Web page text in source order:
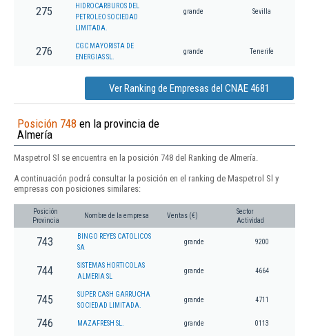
275
HIDROCARBUROS DEL
PETROLEO SOCIEDAD
LIMITADA.
grande Sevilla
276
CGC MAYORISTA DE
ENERGIAS SL.
grande Tenerife
Ver Ranking de Empresas del CNAE 4681
Posición 748 en la provincia de
Almería
Maspetrol Sl se encuentra en la posición 748 del Ranking de Almería.
A continuación podrá consultar la posición en el ranking de Maspetrol Sl y
empresas con posiciones similares:
Posición
Provincia
Nombre de la empresa Ventas (€)
Sector
Actividad
743
BINGO REYES CATOLICOS
SA
grande 9200
744
SISTEMAS HORTICOLAS
ALMERIA SL
grande 4664
745
SUPER CASH GARRUCHA
SOCIEDAD LIMITADA.
grande 4711
746 MAZAFRESH SL. grande 0113